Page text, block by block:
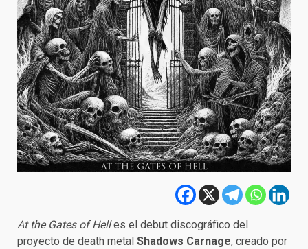
At the Gates of Helles el debut discográfico del
proyecto de death metal Shadows Carnage, creado por